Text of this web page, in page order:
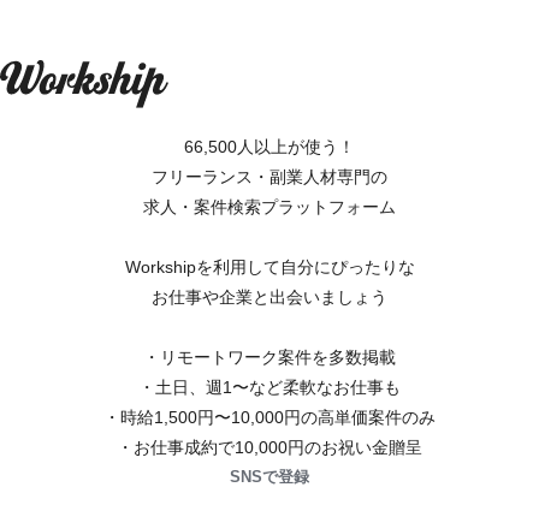
66,500人以上が使う！
フリーランス・副業人材専門の
求人・案件検索プラットフォーム
Workshipを利用して自分にぴったりな
お仕事や企業と出会いましょう
・リモートワーク案件を多数掲載
・土日、週1〜など柔軟なお仕事も
・時給1,500円〜10,000円の高単価案件のみ
・お仕事成約で10,000円のお祝い金贈呈
SNSで登録